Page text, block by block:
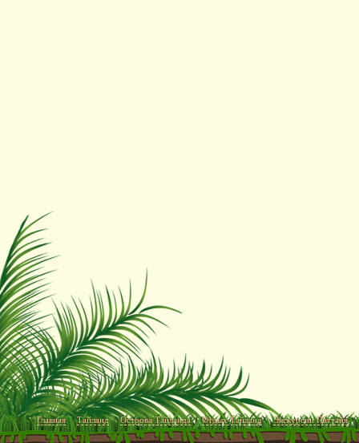
Главная Тайланд Острова Тайланда Отдых Тайланд Экскурсии Паттайя